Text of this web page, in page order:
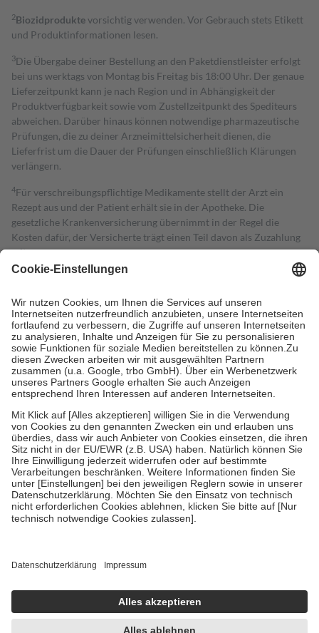
2Biozidproduktevorsichtig verwenden. Vor Gebrauch stets Etikett
und Produktinformationen lesen.
3Die Übergabe deiner Bestellung an den Paketdienstleister erfolgt
bei uns werktags von Montag bis Freitag bis 18:00 Uhr. Der genaue
Lieferzeitpunkt kann je nach Region und in Abhängigkeit der
Produktverfügbarkeit sowie vom Zustellzeitpunkt des Spediteurs
abweichen. Darüber hinaus können notwendige pharmazeutische
Prüfungen, die zu deiner Arzneimittelsicherheit dienen, die
Lieferfrist um die Dauer der Prüfungen einschließlich Klärungen
verlängern.
4Für verschreibungspflichtige Medikamente stellt der Arzt ein
Rezept aus und der Patient erhält sie in der Apotheke. Die
gesetzliche Krankenversicherung übernimmt in der Regel die
Kosten dafür, der Versicherte trägt einen Teil davon als Zuzahlung
mit.
Grundsätzlich leisten Mitglieder Zuzahlungen in Höhe von zehn
höchstens zehn Euro.
Es sind jedoch nie mehr als die tatsächlichen
Kosten der Leistung zu entrichten.
Diese Regeln gelten grundsätzlich auch für Online-Apotheken.
Bei Heilmitteln und häuslicher Krankenpflege beträgt die
Zuzahlung zehn Prozent der Kosten sowie zehn Euro je
Verordnung.
Um das Engagement der Versicherten für ihre eigene Gesundheit zu
stärken und die besondere Stellung der Familie zu unterstützen,
fallenkeine Zuzahlungenan bei:
• Kindern und Jugendlichen bis zum vollendeten 18. Lebensjahr
mit Ausnahme der Fahrkosten
• Untersuchungen zur Vorsorge und Früherkennung, die von der
GKV getragen werden
• empfohlenen Schutzimpfungen
• Harn- und Blutteststreifen
getroffen, um sicherzustellen, dass es sich um echte Bewertungen
https://help.etrusted.com/hc/de/articles/4419944605341
Einige Bilder und Inhalte wurden unter Zuhilfenahme künstlicher